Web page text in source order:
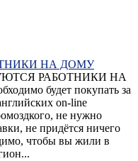
НА ДОМУ
РАБОТНИКИ НА
будет покупать за
on-line
не нужно
не придётся ничего
чтобы вы жили в